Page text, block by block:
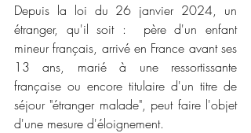
Depuis la loi du 26 janvier 2024, un
étranger, qu'il soit :  père d'un enfant
mineur français, arrivé en France avant ses
13 ans, marié à une ressortissante
française ou encore titulaire d'un titre de
séjour "étranger malade", peut faire l'objet
d'une mesure d'éloignement.